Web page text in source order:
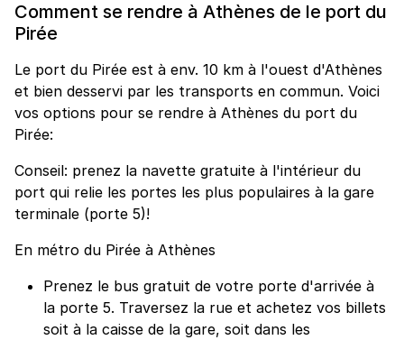
Comment se rendre à Athènes de le port du
Pirée
Le port du Pirée est à env. 10 km à l'ouest d'Athènes
et bien desservi par les transports en commun. Voici
vos options pour se rendre à Athènes du port du
Pirée:
Conseil: prenez la navette gratuite à l'intérieur du
port qui relie les portes les plus populaires à la gare
terminale (porte 5)!
En métro du Pirée à Athènes
Prenez le bus gratuit de votre porte d'arrivée à
la porte 5. Traversez la rue et achetez vos billets
soit à la caisse de la gare, soit dans les